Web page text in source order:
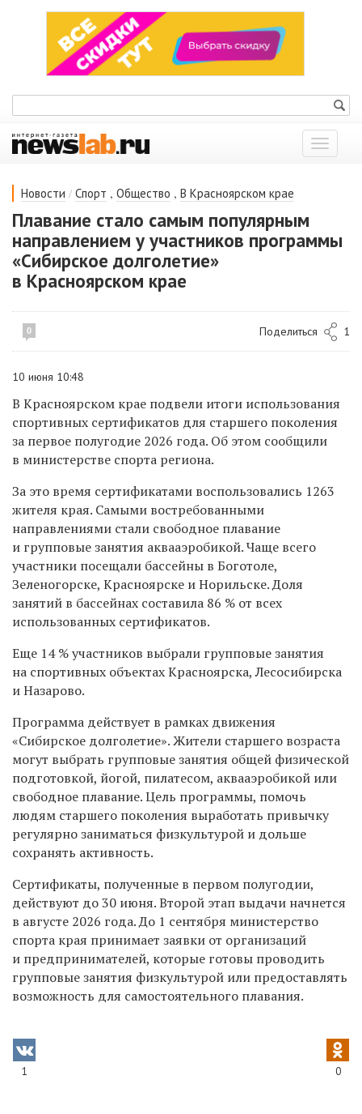
Показать
меню
Новости / Спорт , Общество , В Красноярском крае
Плавание стало самым популярным
направлением у участников программы
«Сибирское долголетие»
в Красноярском крае
0 Поделиться 1
10 июня 10:48
В Красноярском крае подвели итоги использования
спортивных сертификатов для старшего поколения
за первое полугодие 2026 года. Об этом сообщили
в министерстве спорта региона.
За это время сертификатами воспользовались 1263
жителя края. Самыми востребованными
направлениями стали свободное плавание
и групповые занятия аквааэробикой. Чаще всего
участники посещали бассейны в Боготоле,
Зеленогорске, Красноярске и Норильске. Доля
занятий в бассейнах составила 86 % от всех
использованных сертификатов.
Еще 14 % участников выбрали групповые занятия
на спортивных объектах Красноярска, Лесосибирска
и Назарово.
Программа действует в рамках движения
«Сибирское долголетие». Жители старшего возраста
могут выбрать групповые занятия общей физической
подготовкой, йогой, пилатесом, аквааэробикой или
свободное плавание. Цель программы, помочь
людям старшего поколения выработать привычку
регулярно заниматься физкультурой и дольше
сохранять активность.
Сертификаты, полученные в первом полугодии,
действуют до 30 июня. Второй этап выдачи начнется
в августе 2026 года. До 1 сентября министерство
спорта края принимает заявки от организаций
и предпринимателей, которые готовы проводить
групповые занятия физкультурой или предоставлять
возможность для самостоятельного плавания.
1 0